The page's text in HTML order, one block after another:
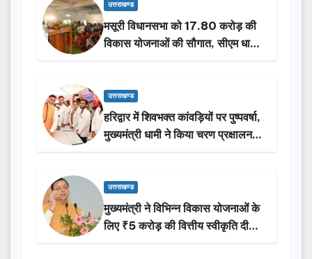
उत्तराखण्ड
मसूरी विधानसभा को 17.80 करोड़ की
विकास योजनाओं की सौगात, सीएम धामी
ने किया लोकार्पण-शिलान्यास.
उत्तराखण्ड
हरिद्वार में शिवभक्त कांवड़ियों पर पुष्पवर्षा,
मुख्यमंत्री धामी ने किया चरण प्रक्षालन…
उत्तराखण्ड
मुख्यमंत्री ने विभिन्न विकास योजनाओं के
लिए ₹5 करोड़ की वित्तीय स्वीकृति दी…